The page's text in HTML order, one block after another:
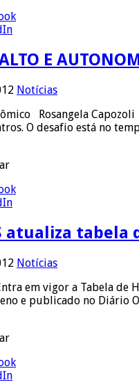
E
Notícias
Rosangela
O desafio está no
atualiza
Notícias
em vigor a Tabela de
e publicado no Diário